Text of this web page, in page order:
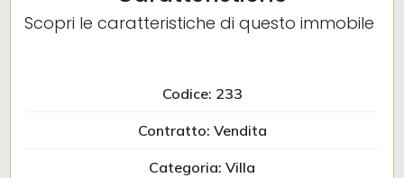
Scopri le caratteristiche di questo immobile
Codice: 233
Contratto: Vendita
Categoria: Villa
Giardino